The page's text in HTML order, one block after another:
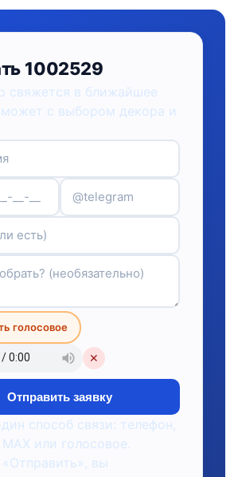
1002529
свяжется в ближайшее
с выбором декора и
голосовое
✕
Отправить заявку
способ связи: телефон,
MAX или голосовое.
вы